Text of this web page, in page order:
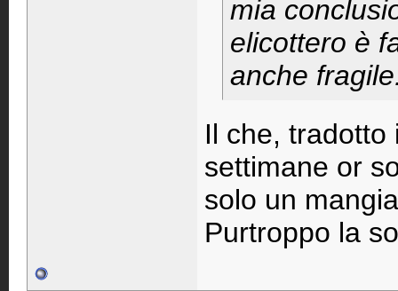
mia
elicottero è
anche
Il che,
settimane or
solo un
Purtroppo la